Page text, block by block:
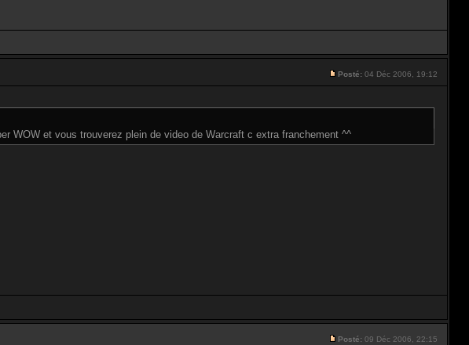
Posté: 04 Déc 2006, 19:12
WOW et vous trouverez plein de video de Warcraft c extra franchement ^^
Posté: 09 Déc 2006, 22:15